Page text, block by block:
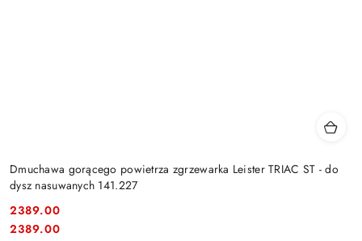
Dmuchawa gorącego powietrza zgrzewarka Leister TRIAC ST - do
dysz nasuwanych 141.227
Cena:
2389.00
Cena:
2389.00